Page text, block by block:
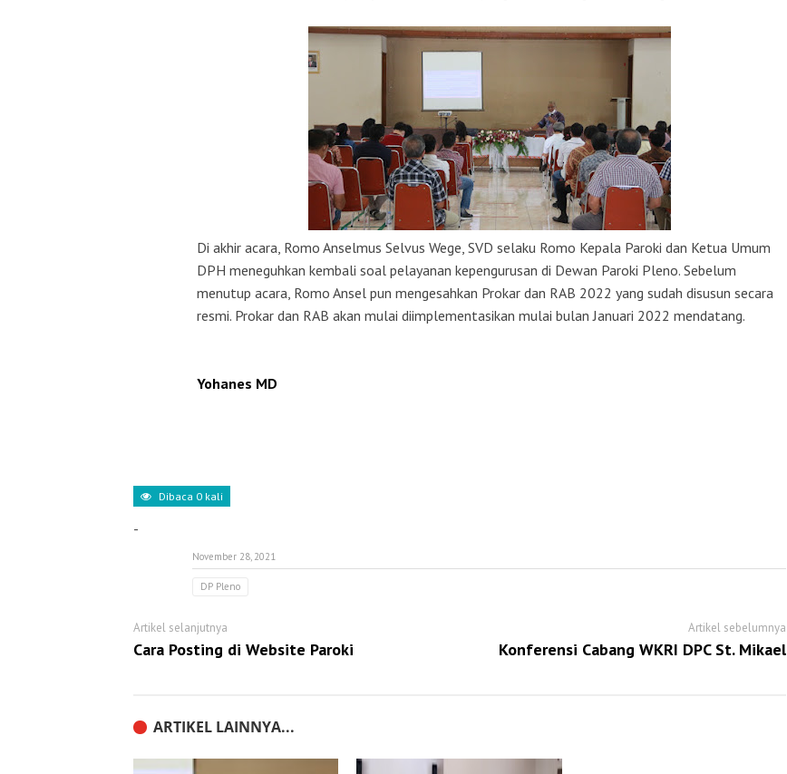
Di akhir acara, Romo Anselmus Selvus Wege, SVD selaku Romo Kepala Paroki dan Ketua Umum
DPH meneguhkan kembali soal pelayanan kepengurusan di Dewan Paroki Pleno. Sebelum
menutup acara, Romo Ansel pun mengesahkan Prokar dan RAB 2022 yang sudah disusun secara
resmi. Prokar dan RAB akan mulai diimplementasikan mulai bulan Januari 2022 mendatang.
Yohanes MD
Dibaca 0 kali
-
November 28, 2021
DP Pleno
Artikel selanjutnya
Cara Posting di Website Paroki
Artikel sebelumnya
Konferensi Cabang WKRI DPC St. Mikael
ARTIKEL LAINNYA...